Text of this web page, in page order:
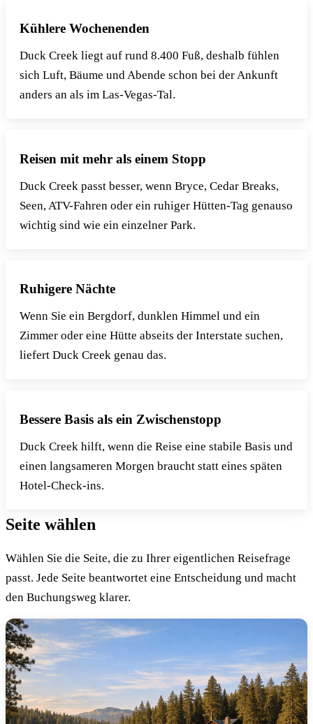
Kühlere Wochenenden
Duck Creek liegt auf rund 8.400 Fuß, deshalb fühlen
sich Luft, Bäume und Abende schon bei der Ankunft
anders an als im Las-Vegas-Tal.
Reisen mit mehr als einem Stopp
Duck Creek passt besser, wenn Bryce, Cedar Breaks,
Seen, ATV-Fahren oder ein ruhiger Hütten-Tag genauso
wichtig sind wie ein einzelner Park.
Ruhigere Nächte
Wenn Sie ein Bergdorf, dunklen Himmel und ein
Zimmer oder eine Hütte abseits der Interstate suchen,
liefert Duck Creek genau das.
Bessere Basis als ein Zwischenstopp
Duck Creek hilft, wenn die Reise eine stabile Basis und
einen langsameren Morgen braucht statt eines späten
Hotel-Check-ins.
Seite wählen
Wählen Sie die Seite, die zu Ihrer eigentlichen Reisefrage
passt. Jede Seite beantwortet eine Entscheidung und macht
den Buchungsweg klarer.